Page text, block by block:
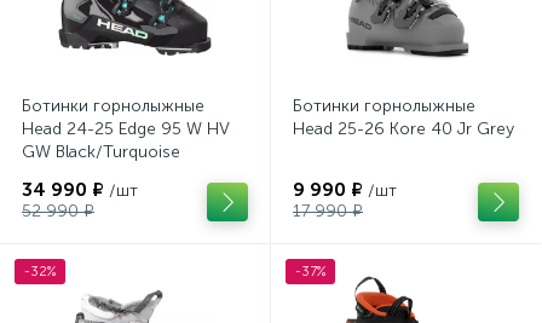
Ботинки горнолыжные
Head 24-25 Edge 95 W HV
GW Black/Turquoise
34 990 ₽ /шт
52 990 ₽
Ботинки горнолыжные
Head 25-26 Kore 40 Jr Grey
9 990 ₽ /шт
17 990 ₽
-32% -37%